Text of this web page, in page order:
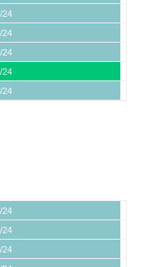
24
24
24
24
24
24
24
24